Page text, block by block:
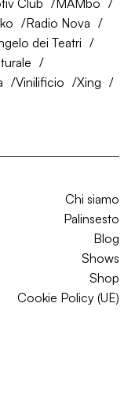
Club
MAMbo
Radio Nova
dei Teatri
Vinilificio
Xing
Chi siamo
Palinsesto
Blog
Shows
Shop
Cookie Policy (UE)